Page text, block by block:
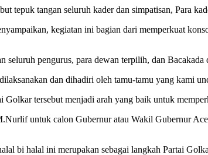
tangan seluruh kader dan simpatisan, Para
kegiatan ini bagian dari memperkuat
seluruh pengurus, para dewan terpilih, dan
dan dihadiri oleh tamu-tamu yang kami
tersebut menjadi arah yang baik untuk
untuk calon Gubernur atau Wakil Gubernur
bi halal ini merupakan sebagai langkah Partai